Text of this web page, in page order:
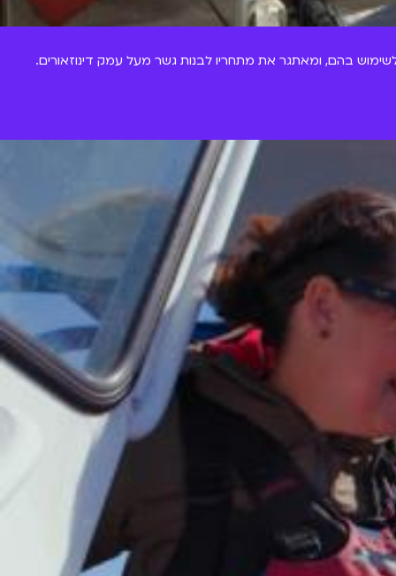
בהם, ומאתגר את מתחריו לבנות גשר מעל עמק דינוזאורים.